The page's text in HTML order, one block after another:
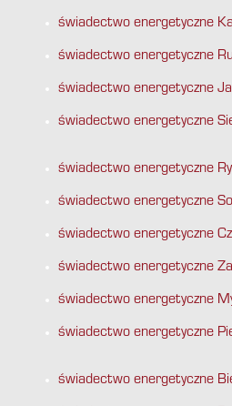
świadectwo energetyczne
świadectwo energetyczne
świadectwo energetyczne
świadectwo energetyczne
świadectwo energetyczne
świadectwo energetyczne
świadectwo energetyczne
świadectwo energetyczne
świadectwo energetyczne
świadectwo energetyczne
świadectwo energetyczne